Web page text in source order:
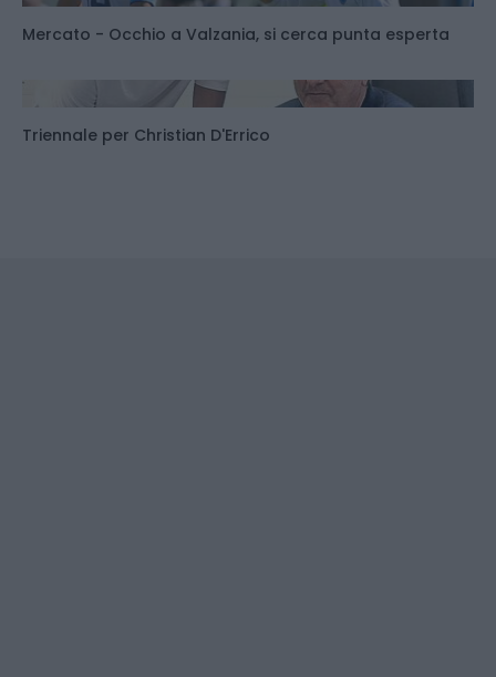
Mercato - Occhio a Valzania, si cerca punta esperta
Triennale per Christian D'Errico